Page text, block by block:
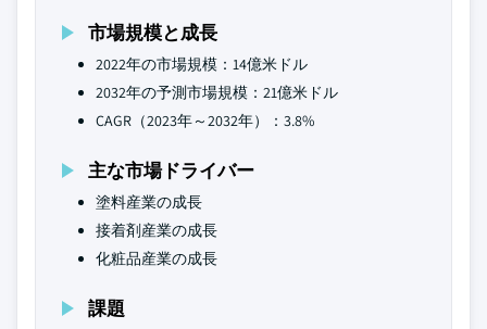
市場規模と成長
2022年の市場規模：14億米ドル
2032年の予測市場規模：21億米ドル
CAGR（2023年～2032年）：3.8%
主な市場ドライバー
塗料産業の成長
接着剤産業の成長
化粧品産業の成長
課題